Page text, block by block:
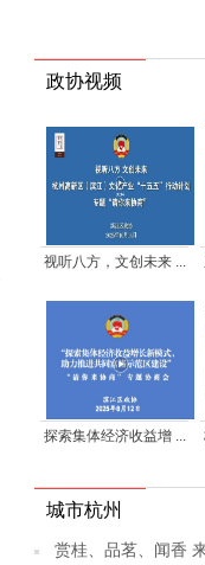
政协视频
视听八方，文创未来 ...
探索集体经济收益增 ...
城市杭州
赏桂、品茗、闻香